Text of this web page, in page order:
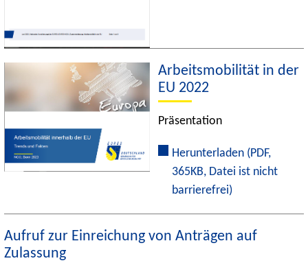
Arbeitsmobilität in der
EU 2022
Präsentation
Herunterladen (PDF,
365KB, Datei ist nicht
barrierefrei)
Aufruf zur Einreichung von Anträgen auf
Zulassung